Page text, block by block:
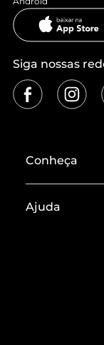
Siga nossas
Conheça
Termos de Uso
ZZ MALL é
Ajuda
Devolução
Compre